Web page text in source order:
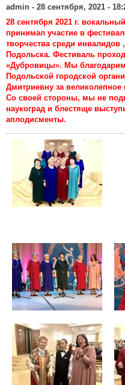
admin - 28 сентября, 2021 -
28 сентября 2021 г.
принимал участие в
творчества среди
Подольска. Фестиваль
«Дубровицы». Мы
Подольской городской
Дмитриевну за
Со своей стороны, мы не
наукоград и блестяще
аплодисменты.